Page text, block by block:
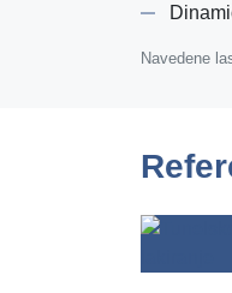
Navedene